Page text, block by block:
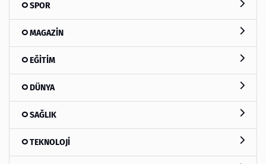
SPOR
MAGAZİN
EĞİTİM
DÜNYA
SAĞLIK
TEKNOLOJİ